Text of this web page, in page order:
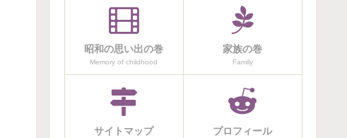
昭和の思い出の巻
Memory of childhood
家族の巻
Family
サイトマップ プロフィール